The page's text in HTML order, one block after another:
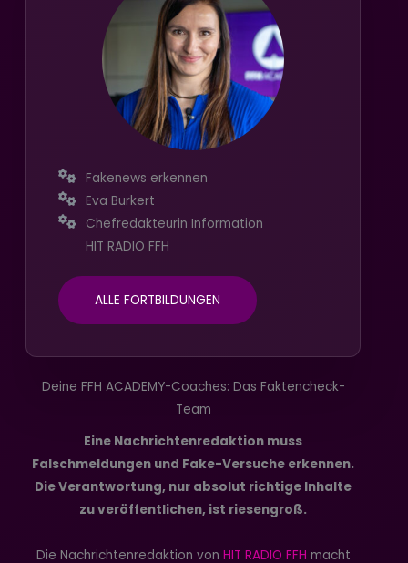
Fakenews erkennen
Eva Burkert
Chefredakteurin Information
HIT RADIO FFH
ALLE FORTBILDUNGEN
Deine FFH ACADEMY-Coaches: Das Faktencheck-
Team
Eine Nachrichtenredaktion muss
Falschmeldungen und Fake-Versuche erkennen.
Die Verantwortung, nur absolut richtige Inhalte
zu veröffentlichen, ist riesengroß.
Die Nachrichtenredaktion von HIT RADIO FFH macht